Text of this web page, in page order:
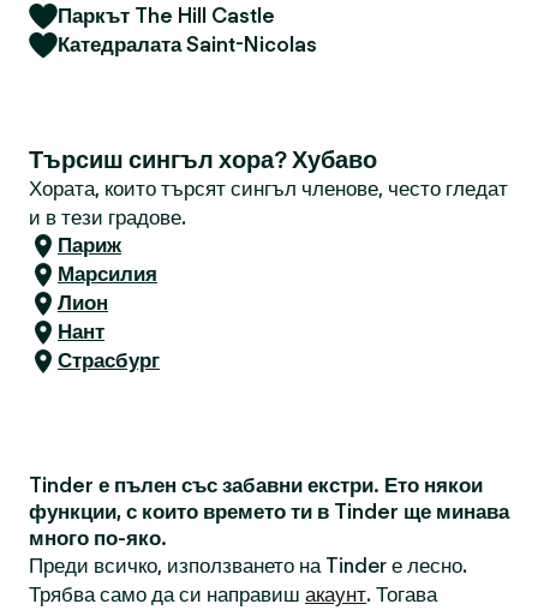
Паркът The Hill Castle
Катедралата Saint-Nicolas
Търсиш сингъл хора? Хубаво
Хората, които търсят сингъл членове, често гледат
и в тези градове.
Париж
Марсилия
Лион
Нант
Страсбург
Tinder е пълен със забавни екстри. Ето някои
функции, с които времето ти в Tinder ще минава
много по-яко.
Преди всичко, използването на Tinder е лесно.
Трябва само да си направиш акаунт. Тогава